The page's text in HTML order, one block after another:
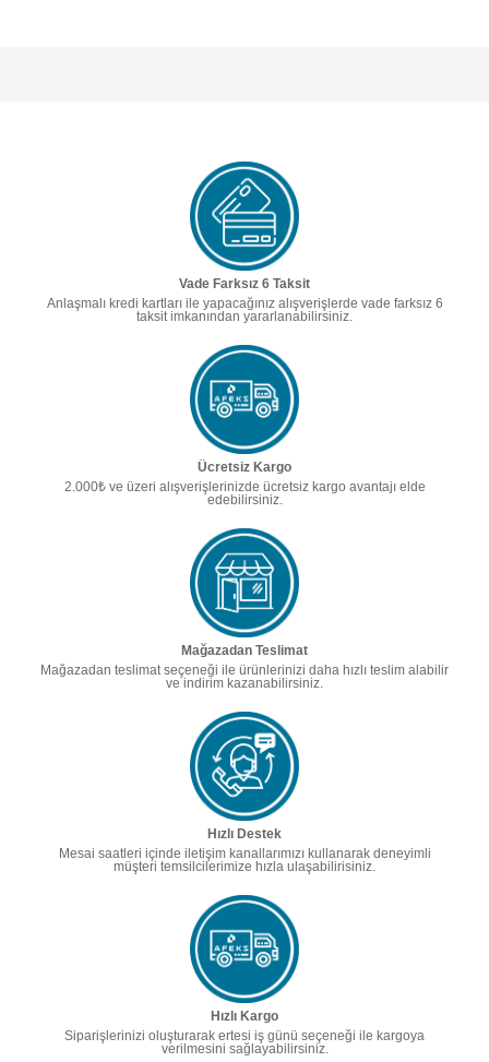
Vade Farksız 6 Taksit
Anlaşmalı kredi kartları ile yapacağınız alışverişlerde vade farksız 6
taksit imkanından yararlanabilirsiniz.
Ücretsiz Kargo
2.000₺ ve üzeri alışverişlerinizde ücretsiz kargo avantajı elde
edebilirsiniz.
Mağazadan Teslimat
Mağazadan teslimat seçeneği ile ürünlerinizi daha hızlı teslim alabilir
ve indirim kazanabilirsiniz.
Hızlı Destek
Mesai saatleri içinde iletişim kanallarımızı kullanarak deneyimli
müşteri temsilcilerimize hızla ulaşabilirisiniz.
Hızlı Kargo
Siparişlerinizi oluşturarak ertesi iş günü seçeneği ile kargoya
verilmesini sağlayabilirsiniz.